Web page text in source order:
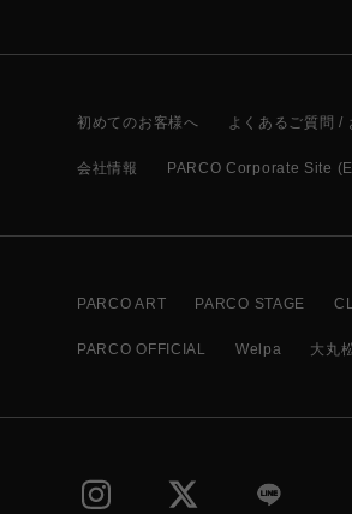
初めてのお客様へ よくあるご質問 /
会社情報 PARCO Corporate Site
PARCO ART PARCO STAGE
PARCO OFFICIAL Welpa 大丸